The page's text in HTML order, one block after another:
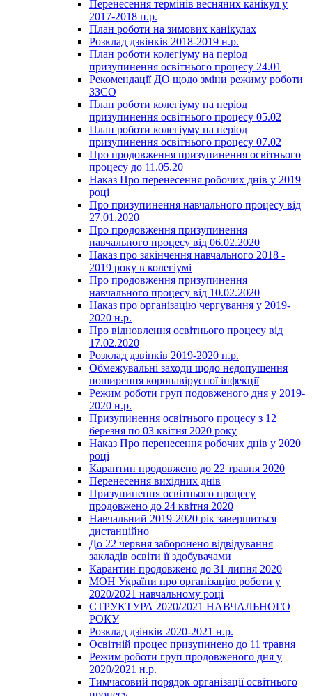
Перенесення термінів весняних канікул у
2017-2018 н.р.
План роботи на зимових канікулах
Розклад дзвінків 2018-2019 н.р.
План роботи колегіуму на період
призупинення освітнього процесу 24.01
Рекомендації ДО щодо зміни режиму роботи
ЗЗСО
План роботи колегіуму на період
призупинення освітнього процесу 05.02
План роботи колегіуму на період
призупинення освітнього процесу 07.02
Про продовження призупинення освітнього
процесу до 11.05.20
Наказ Про перенесення робочих днів у 2019
році
Про призупинення навчального процесу від
27.01.2020
Про продовження призупинення
навчального процесу від 06.02.2020
Наказ про закінчення навчального 2018 -
2019 року в колегіумі
Про продовження призупинення
навчального процесу від 10.02.2020
Наказ про організацію чергування у 2019-
2020 н.р.
Про відновлення освітнього процесу від
17.02.2020
Розклад дзвінків 2019-2020 н.р.
Обмежувальні заходи щодо недопушення
поширення коронавірусної інфекції
Режим роботи груп подовженого дня у 2019-
2020 н.р.
Призупинення освітнього процесу з 12
березня по 03 квітня 2020 року
Наказ Про перенесення робочих днів у 2020
році
Карантин продовжено до 22 травня 2020
Перенесення вихідних днів
Призупинення освітнього процесу
продовжено до 24 квітня 2020
Навчальний 2019-2020 рік завершиться
дистанційно
До 22 червня заборонено відвідування
закладів освіти її здобувачами
Карантин продовжено до 31 липня 2020
МОН України про організацію роботи у
2020/2021 навчальному році
СТРУКТУРА 2020/2021 НАВЧАЛЬНОГО
РОКУ
Розклад дзінків 2020-2021 н.р.
Освітній процес призупинено до 11 травня
Режим роботи груп продовженого дня у
2020/2021 н.р.
Тимчасовий порядок організації освітнього